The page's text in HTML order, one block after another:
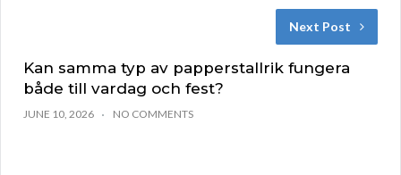
Next Post
Kan samma typ av papperstallrik fungera
både till vardag och fest?
JUNE 10, 2026 NO COMMENTS